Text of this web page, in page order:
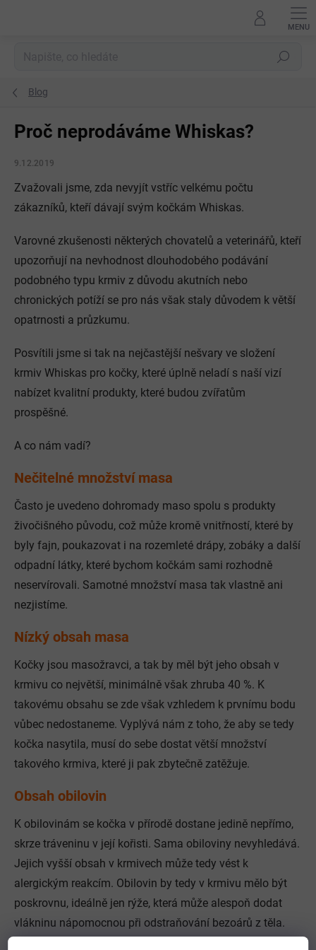
Hledat
Blog
Proč neprodáváme Whiskas?
9.12.2019
Zvažovali jsme, zda nevyjít vstříc velkému počtu
zákazníků, kteří dávají svým kočkám Whiskas.
Varovné zkušenosti některých chovatelů a veterinářů, kteří
upozorňují na nevhodnost dlouhodobého podávání
podobného typu krmiv z důvodu akutních nebo
chronických potíží se pro nás však staly důvodem k větší
opatrnosti a průzkumu.
Posvítili jsme si tak na nejčastější nešvary ve složení
krmiv Whiskas pro kočky, které úplně neladí s naší vizí
nabízet kvalitní produkty, které budou zvířatům
prospěšné.
A co nám vadí?
Nečitelné množství masa
Často je uvedeno dohromady maso spolu s produkty
živočišného původu, což může kromě vnitřností, které by
byly fajn, poukazovat i na rozemleté drápy, zobáky a další
odpadní látky, které bychom kočkám sami rozhodně
neservírovali. Samotné množství masa tak vlastně ani
nezjistíme.
Nízký obsah masa
Kočky jsou masožravci, a tak by měl být jeho obsah v
krmivu co největší, minimálně však zhruba 40 %. K
takovému obsahu se zde však vzhledem k prvnímu bodu
vůbec nedostaneme. Vyplývá nám z toho, že aby se tedy
kočka nasytila, musí do sebe dostat větší množství
takového krmiva, které ji pak zbytečně zatěžuje.
Obsah obilovin
K obilovinám se kočka v přírodě dostane jedině nepřímo,
skrze tráveninu v její kořisti. Sama obiloviny nevyhledává.
Jejich vyšší obsah v krmivech může tedy vést k
alergickým reakcím. Obilovin by tedy v krmivu mělo být
poskrovnu, ideálně jen rýže, která může alespoň dodat
vlákninu nápomocnou při odstraňování bezoárů z těla.